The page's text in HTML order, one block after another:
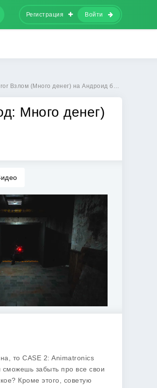
Регистрация Войти
(Много денег) на Андроид бесплатно
Много денег)
то CASE 2: Animatronics
забыть про все свои
Кроме этого, советую